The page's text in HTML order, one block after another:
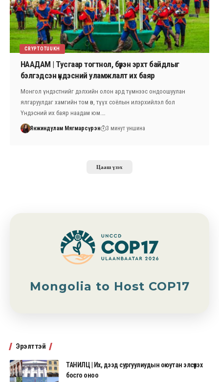
CRYPTOTUUKH
НААДАМ | Тусгаар тогтнол, бүрэн эрхт байдлыг
бэлгэдсэн үндэсний уламжлалт их баяр
Монгол үндэстнийг дэлхийн олон ард түмнээс ондоошуулан
ялгаруулдаг хамгийн том өв, түүх соёлын илэрхийлэл бол
Үндэсний их баяр наадам юм.…
Янжиндулам Мягмарсүрэн 3 минут уншина
Цааш үзэх
Mongolia to Host COP17
Эрэлттэй
ТАНИЛЦ | Их, дээд сургуулиудын оюутан элсүүлэх
босго оноо